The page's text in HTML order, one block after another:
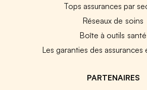
Tops assurances par
Réseaux de soins
Boîte à outils santé
Les garanties des assurances
PARTENAIRES